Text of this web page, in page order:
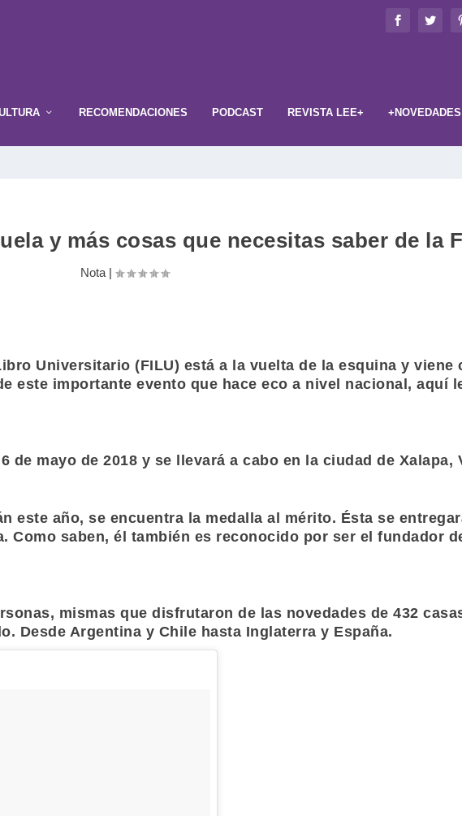
RECOMENDACIONES PODCAST REVISTA LEE+ +NOVEDADES
y más cosas que necesitas saber de la
Nota|
Universitario (FILU) está a la vuelta de la esquina y viene
este importante evento que hace eco a nivel nacional, aquí
de mayo de 2018 y se llevará a cabo en la ciudad de Xalapa,
este año, se encuentra la medalla al mérito. Ésta se
. Como saben, él también es reconocido por ser el fundador
mismas que disfrutaron de las novedades de 432
Desde Argentina y Chile hasta Inglaterra y España.